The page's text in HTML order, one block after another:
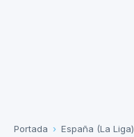
Portada › España (La Liga)